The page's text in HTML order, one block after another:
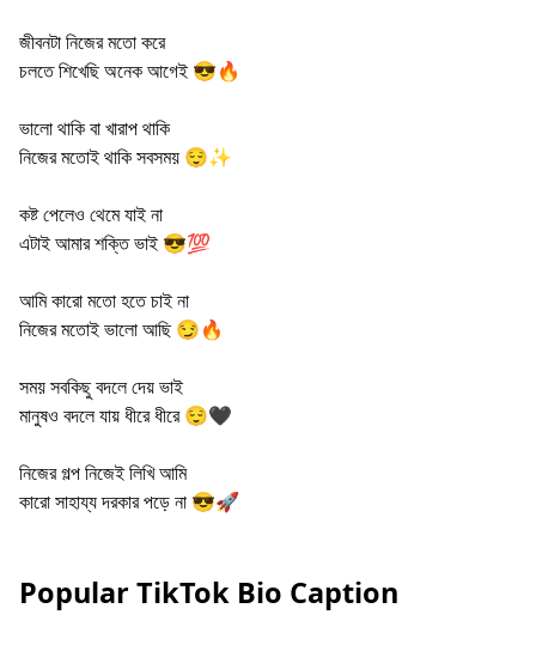
জীবনটা নিজের মতো করে
চলতে শিখেছি অনেক আগেই 😎🔥
ভালো থাকি বা খারাপ থাকি
নিজের মতোই থাকি সবসময় 😌✨
কষ্ট পেলেও থেমে যাই না
এটাই আমার শক্তি ভাই 😎💯
আমি কারো মতো হতে চাই না
নিজের মতোই ভালো আছি 😏🔥
সময় সবকিছু বদলে দেয় ভাই
মানুষও বদলে যায় ধীরে ধীরে 😌🖤
নিজের গল্প নিজেই লিখি আমি
কারো সাহায্য দরকার পড়ে না 😎🚀
Popular TikTok Bio Caption